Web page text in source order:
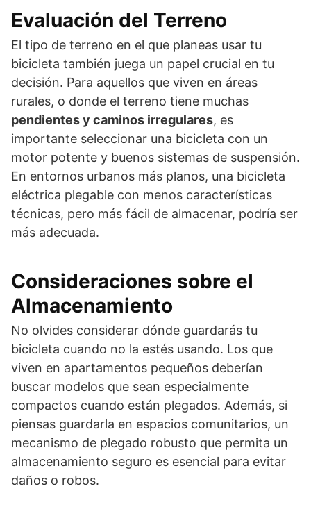
Evaluación del Terreno
El tipo de terreno en el que planeas usar tu
bicicleta también juega un papel crucial en tu
decisión. Para aquellos que viven en áreas
rurales, o donde el terreno tiene muchas
pendientes y caminos irregulares, es
importante seleccionar una bicicleta con un
motor potente y buenos sistemas de suspensión.
En entornos urbanos más planos, una bicicleta
eléctrica plegable con menos características
técnicas, pero más fácil de almacenar, podría ser
más adecuada.
Consideraciones sobre el
Almacenamiento
No olvides considerar dónde guardarás tu
bicicleta cuando no la estés usando. Los que
viven en apartamentos pequeños deberían
buscar modelos que sean especialmente
compactos cuando están plegados. Además, si
piensas guardarla en espacios comunitarios, un
mecanismo de plegado robusto que permita un
almacenamiento seguro es esencial para evitar
daños o robos.